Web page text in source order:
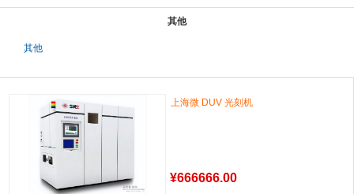
其他
其他
上海微 DUV 光刻机
¥666666.00